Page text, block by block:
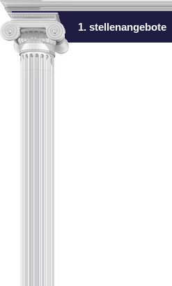
1. stellenangebote